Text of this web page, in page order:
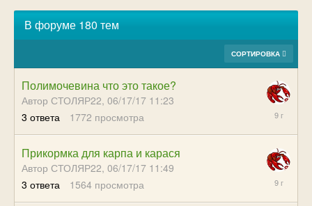
В форуме 180 тем
СОРТИРОВКА
Полимочевина что это такое?
Автор СТОЛЯР22, 06/17/17 11:23
3 ответа 1772 просмотра
07/15/17
Прикормка для карпа и карася
Автор СТОЛЯР22, 06/17/17 11:49
3 ответа 1564 просмотра
07/15/17